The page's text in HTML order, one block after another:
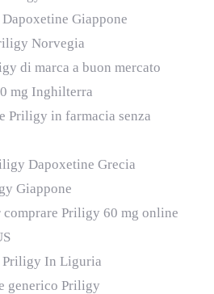
Giappone
Norvegia
di marca a buon mercato
mg Inghilterra
Priligy in farmacia senza
Dapoxetine Grecia
Giappone
comprare Priligy 60 mg online
Priligy In Liguria
generico Priligy